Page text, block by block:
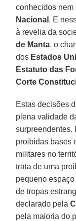
conhecidos nem
Nacional . E
à revelia da
de Manta, o
dos Estados
Estatuto das
Corte
Estas decisões
plena validade
surpreendentes.
proibidas bases
militares no
trata de uma
pequeno
de tropas
declarado pela
pela maioria do